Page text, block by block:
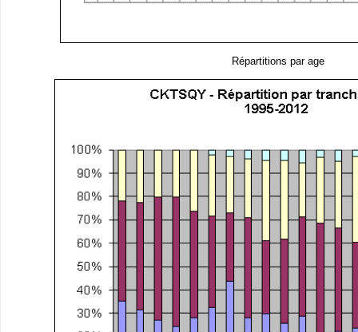
Répartitions par age